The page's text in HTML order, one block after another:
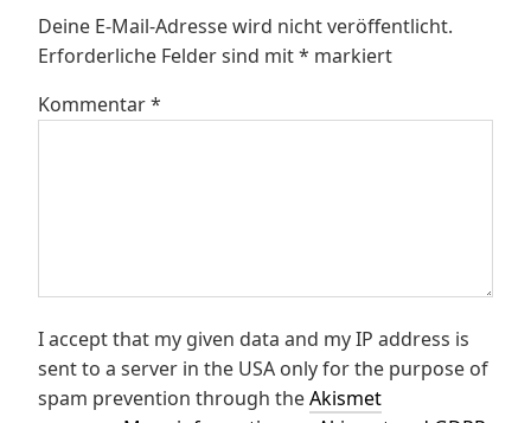
Deine E-Mail-Adresse wird nicht veröffentlicht.
Erforderliche Felder sind mit* markiert
Kommentar*
I accept that my given data and my IP address is
sent to a server in the USA only for the purpose of
spam prevention through theAkismet